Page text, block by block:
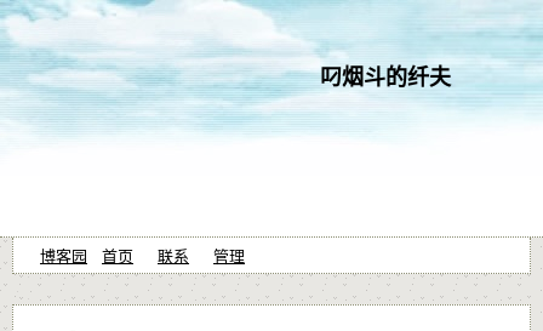
叼烟斗的纤夫
博客园 首页 联系 管理